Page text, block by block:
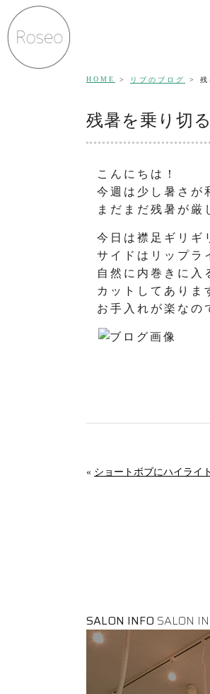
HOME リブのブログ
残暑を乗り切
こんにちは！
今週は少し暑さが
まだまだ残暑が厳
今日は襟足ギリギ
サイドはリップラ
自然に内巻きに入
カットしてありま
お手入れが楽なの
« ショートボブにハイライ
SALON INFO SALON